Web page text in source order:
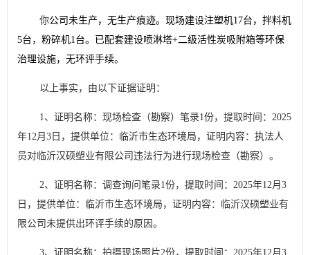
你公司未生产，无生产痕迹。现场建设注塑机17台，拌料机
5台，粉碎机1台。已配套建设喷淋塔+二级活性炭吸附箱等环保
治理设施，无环评手续。
以上事实，由以下证据证明：
1、证明名称：现场检查（勘察）笔录1份，提取时间：2025
年12月3 日，提供单位：临沂市生态环境局，证明内容：执法人
员对临沂汉硕塑业有限公司违法行为进行现场检查（勘察）。
2、证明名称：调查询问笔录1份，提取时间：2025年12月3
日，提供单位：临沂市生态环境局，证明内容：临沂汉硕塑业有
限公司未提供出环评手续的原因。
3、证明名称：拍摄现场照片2份，提取时间：2025年12月3